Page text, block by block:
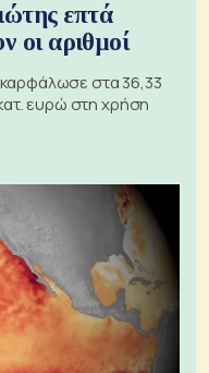
επτά
οι αριθμοί
στα 36,33
ευρώ στη χρήση